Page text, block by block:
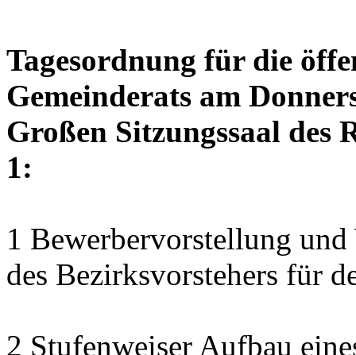
Tagesordnung für die
Gemeinderats am
Großen Sitzungssaal des
1:
1 Bewerbervorstellung
des Bezirksvorstehers für
2 Stufenweiser Aufbau